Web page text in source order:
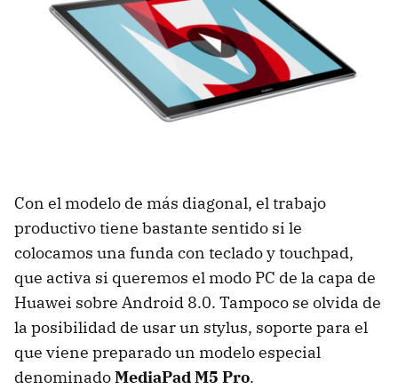
Con el modelo de más diagonal, el trabajo
productivo tiene bastante sentido si le
colocamos una funda con teclado y touchpad,
que activa si queremos el modo PC de la capa de
Huawei sobre Android 8.0. Tampoco se olvida de
la posibilidad de usar un stylus, soporte para el
que viene preparado un modelo especial
denominadoMediaPad M5 Pro.